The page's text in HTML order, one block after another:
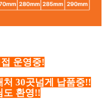
운영중!
30곳넘게 납품중!!
도 환영!!